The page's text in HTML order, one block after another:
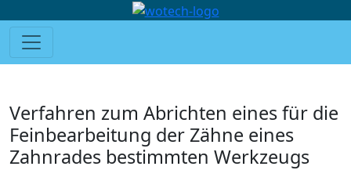
Verfahren zum Abrichten eines für die
Feinbearbeitung der Zähne eines
Zahnrades bestimmten Werkzeugs